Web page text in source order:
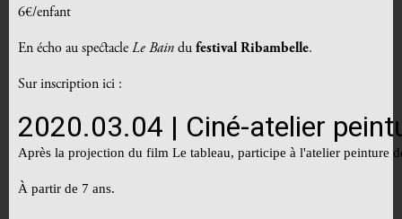
6€/enfant
En écho au spectacle Le Bain du festival Ribambelle.
Sur inscription ici :